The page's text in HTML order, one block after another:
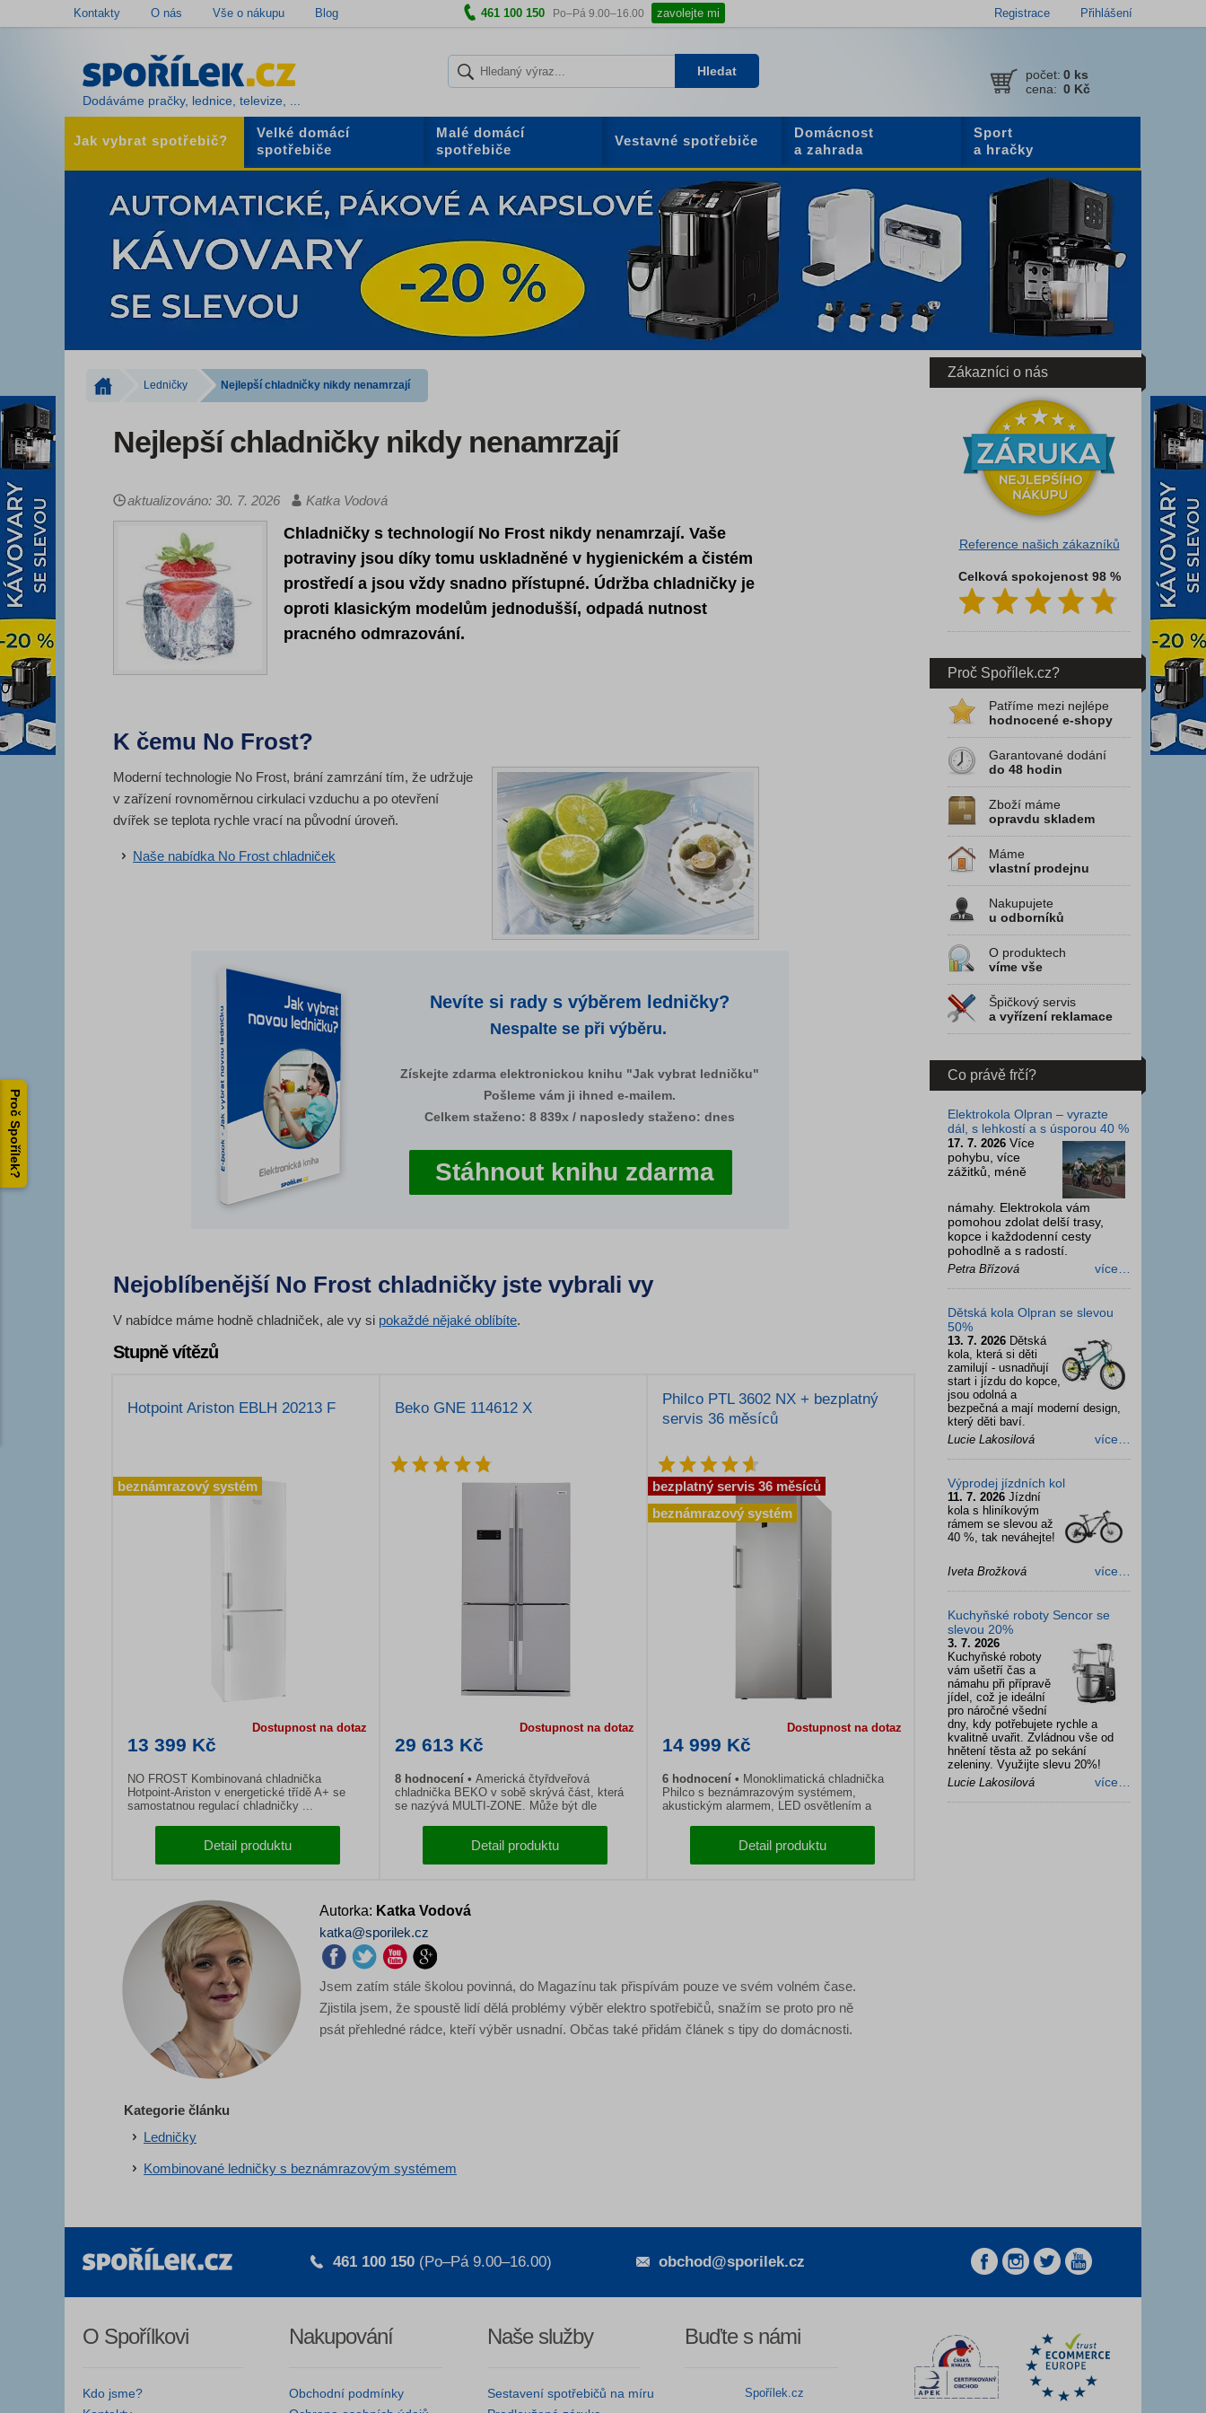
Proč Spořílek?
Kontakty O nás Vše o nákupu Blog 461 100 150 Po–Pá 9.00–16.00 zavolejte mi Registrace Přihlášení
Dodáváme pračky, lednice, televize, ...
počet: 0 ks
cena: 0 Kč
Hledat
Jak vybrat spotřebič?
Velké domácí
spotřebiče
Malé domácí
spotřebiče
Vestavné spotřebiče
Domácnost
a zahrada
Sport
a hračky
Ledničky Nejlepší chladničky nikdy nenamrzají
Nejlepší chladničky nikdy nenamrzají
aktualizováno: 30. 7. 2026 Katka Vodová
Chladničky s technologií No Frost nikdy nenamrzají. Vaše
potraviny jsou díky tomu uskladněné v hygienickém a čistém
prostředí a jsou vždy snadno přístupné. Údržba chladničky je
oproti klasickým modelům jednodušší, odpadá nutnost
pracného odmrazování.
K čemu No Frost?
Moderní technologie No Frost, brání zamrzání tím, že udržuje
v zařízení rovnoměrnou cirkulaci vzduchu a po otevření
dvířek se teplota rychle vrací na původní úroveň.
Naše nabídka No Frost chladniček
Nevíte si rady s výběrem ledničky?
Nespalte se při výběru.
Získejte zdarma elektronickou knihu "Jak vybrat ledničku"
Pošleme vám ji ihned e-mailem.
Celkem staženo: 8 839x / naposledy staženo: dnes
Stáhnout knihu zdarma
Nejoblíbenější No Frost chladničky jste vybrali vy
V nabídce máme hodně chladniček, ale vy si pokaždé nějaké oblíbíte.
Stupně vítězů
Hotpoint Ariston EBLH 20213 F
13 399 Kč
Dostupnost na dotaz
NO FROST Kombinovaná chladnička
Hotpoint-Ariston v energetické třídě A+ se
samostatnou regulací chladničky ...
Detail produktu
beznámrazový systém
Beko GNE 114612 X
29 613 Kč
Dostupnost na dotaz
8 hodnocení
Americká čtyřdveřová
chladnička BEKO v sobě skrývá část, která
se nazývá MULTI-ZONE. Může být dle
Detail produktu
Philco PTL 3602 NX + bezplatný
servis 36 měsíců
14 999 Kč
Dostupnost na dotaz
6 hodnocení
Monoklimatická chladnička
Philco s beznámrazovým systémem,
akustickým alarmem, LED osvětlením a
Detail produktu
bezplatný servis 36 měsíců
beznámrazový systém
Autorka: Katka Vodová
katka@sporilek.cz
Jsem zatím stále školou povinná, do Magazínu tak přispívám pouze ve svém volném čase.
Zjistila jsem, že spoustě lidí dělá problémy výběr elektro spotřebičů, snažím se proto pro ně
psát přehledné rádce, kteří výběr usnadní. Občas také přidám článek s tipy do domácnosti.
Kategorie článku
Ledničky
Kombinované ledničky s beznámrazovým systémem
Zákazníci o nás
Reference našich zákazníků
Celková spokojenost 98 %
Proč Spořílek.cz?
Patříme mezi nejlépe
hodnocené e-shopy
Garantované dodání
do 48 hodin
Zboží máme
opravdu skladem
Máme
vlastní prodejnu
Nakupujete
u odborníků
O produktech
víme vše
Špičkový servis
a vyřízení reklamace
Co právě frčí?
Elektrokola Olpran – vyrazte
dál, s lehkostí a s úsporou 40 %
17. 7. 2026 Více
pohybu, více
zážitků, méně
námahy. Elektrokola vám
pomohou zdolat delší trasy,
kopce i každodenní cesty
pohodlně a s radostí.
Petra Břízová více…
Dětská kola Olpran se slevou
50%
13. 7. 2026 Dětská
kola, která si děti
zamilují - usnadňují
start i jízdu do kopce,
jsou odolná a
bezpečná a mají moderní design,
který děti baví.
Lucie Lakosilová
více…
Výprodej jízdních kol
11. 7. 2026 Jízdní
kola s hliníkovým
rámem se slevou až
40 %, tak neváhejte!
Iveta Brožková více…
Kuchyňské roboty Sencor se
slevou 20%
3. 7. 2026
Kuchyňské roboty
vám ušetří čas a
námahu při přípravě
jídel, což je ideální
pro náročné všední
dny, kdy potřebujete rychle a
kvalitně uvařit. Zvládnou vše od
hnětení těsta až po sekání
zeleniny. Využijte slevu 20%!
Lucie Lakosilová
více…
461 100 150 (Po–Pá 9.00–16.00) obchod@sporilek.cz
O Spořílkovi
Kdo jsme?
Nakupování
Obchodní podmínky
Naše služby
Sestavení spotřebičů na míru
Buďte s námi
Spořílek.cz